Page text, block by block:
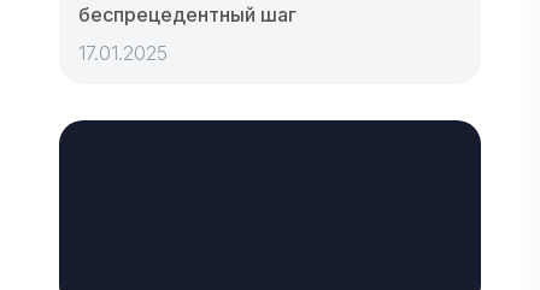
беспрецедентный шаг
17.01.2025